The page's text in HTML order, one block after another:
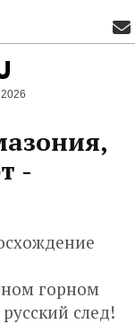
-
горном
след!